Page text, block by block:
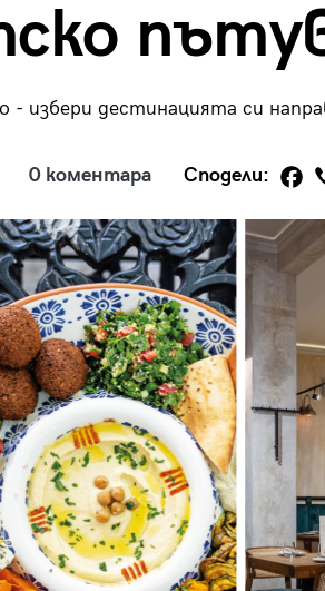
- избери дестинацията си
0 коментара Сподели:29